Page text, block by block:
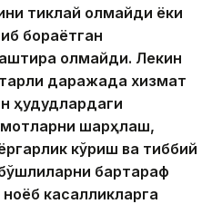
тиклай олмайди ёки
бораётган
олмайди. Лекин
даражада хизмат
ҳудудлардаги
шарҳлаш,
кўриш ва тиббий
бартараф
касалликларга